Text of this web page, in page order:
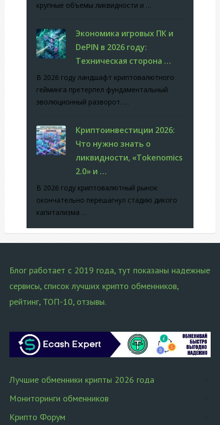
крупные объемы ликвидности и …
Экономика игровых ПК и
DePIN в 2026 году:
Техническая сторона …
В 2026 году ландшафт криптовалютного
гейминга претерпел фундаментальный
эволюционный разворот. …
Криптоинвестиции 2026:
Что нужно знать о
ликвидности, «Tokenomics
2.0» и …
В 2026 году криптовалютный рынок
окончательно перешагнул стадию дикого
капитализма …
Блог работает с 2019 года, тут показаны надежные
сервисы, список лучших крипто обменников,
рейтинг, ТОП-10, отзывы.
Лучшие обменники крипты 2026 года
Мониторинги обменников
Крипто Форум